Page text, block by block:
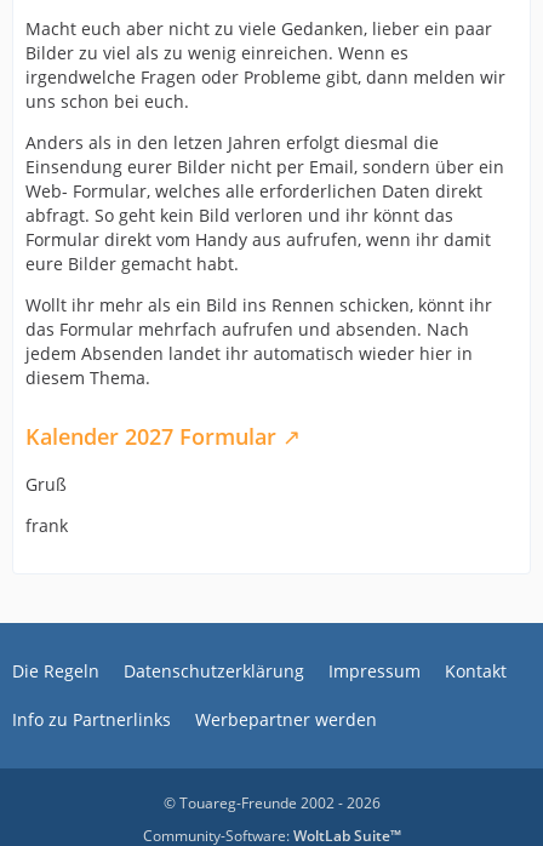
Macht euch aber nicht zu viele Gedanken, lieber ein paar
Bilder zu viel als zu wenig einreichen. Wenn es
irgendwelche Fragen oder Probleme gibt, dann melden wir
uns schon bei euch.
Anders als in den letzen Jahren erfolgt diesmal die
Einsendung eurer Bilder nicht per Email, sondern über ein
Web- Formular, welches alle erforderlichen Daten direkt
abfragt. So geht kein Bild verloren und ihr könnt das
Formular direkt vom Handy aus aufrufen, wenn ihr damit
eure Bilder gemacht habt.
Wollt ihr mehr als ein Bild ins Rennen schicken, könnt ihr
das Formular mehrfach aufrufen und absenden. Nach
jedem Absenden landet ihr automatisch wieder hier in
diesem Thema.
Kalender 2027 Formular
Gruß
frank
Die Regeln Datenschutzerklärung Impressum Kontakt
Info zu Partnerlinks Werbepartner werden
© Touareg-Freunde 2002 - 2026
Community-Software:WoltLab Suite™